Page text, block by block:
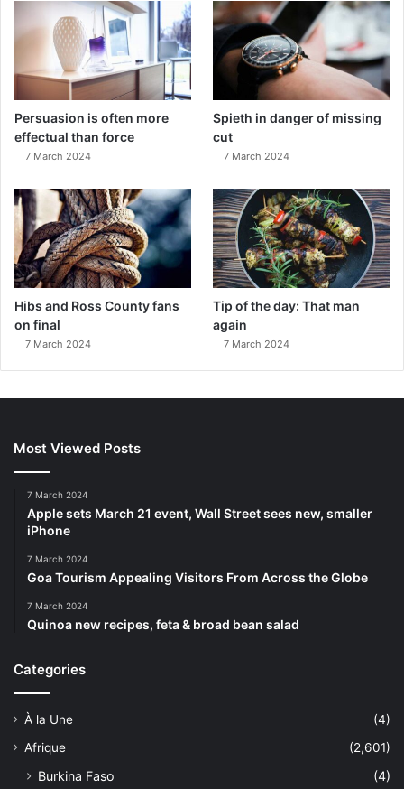
Persuasion is often more
effectual than force
7 March 2024
Spieth in danger of missing
cut
7 March 2024
Hibs and Ross County fans
on final
7 March 2024
Tip of the day: That man
again
7 March 2024
Most Viewed Posts
7 March 2024
Apple sets March 21 event, Wall Street sees new, smaller
iPhone
7 March 2024
Goa Tourism Appealing Visitors From Across the Globe
7 March 2024
Quinoa new recipes, feta & broad bean salad
Categories
À la Une
(4)
Afrique
(2,601)
Burkina Faso (4)